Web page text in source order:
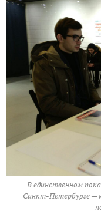
В единственном
Санкт-Петербурге —